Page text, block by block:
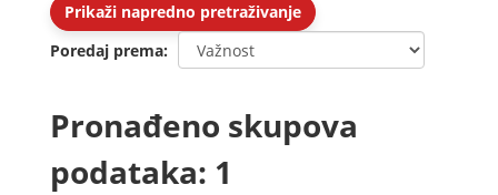
Prikaži napredno pretraživanje
Poredaj prema
Pronađeno skupova
podataka: 1